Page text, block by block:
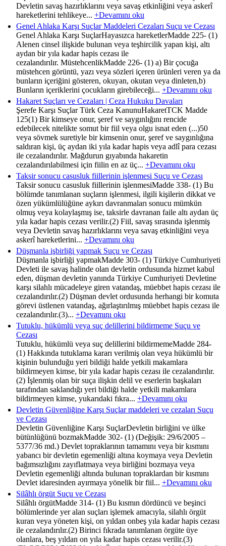
Devletin savaş hazırlıklarını veya savaş etkinliğini veya askerî
hareketlerini tehlikeye... +Devamını oku
Genel Ahlaka Karşı Suçlar Maddeleri Cezaları Suçu ve Cezası
Genel Ahlaka Karşı SuçlarHayasızca hareketlerMadde 225- (1)
Alenen cinsel ilişkide bulunan veya teşhircilik yapan kişi, altı
aydan bir yıla kadar hapis cezası ile
cezalandırılır. MüstehcenlikMadde 226- (1) a) Bir çocuğa
müstehcen görüntü, yazı veya sözleri içeren ürünleri veren ya da
bunların içeriğini gösteren, okuyan, okutan veya dinleten,b)
Bunların içeriklerini çocukların girebileceği... +Devamını oku
Hakaret Suçları ve Cezaları | Ceza Hukuku Davaları
Şerefe Karşı Suçlar Türk Ceza KanunuHakaretTCK Madde
125(1) Bir kimseye onur, şeref ve saygınlığını rencide
edebilecek nitelikte somut bir fiil veya olgu isnat eden (...)50
veya sövmek suretiyle bir kimsenin onur, şeref ve saygınlığına
saldıran kişi, üç aydan iki yıla kadar hapis veya adlî para cezası
ile cezalandırılır. Mağdurun gıyabında hakaretin
cezalandırılabilmesi için fiilin en az üç... +Devamını oku
Taksir sonucu casusluk fiillerinin işlenmesi Suçu ve Cezası
Taksir sonucu casusluk fiillerinin işlenmesiMadde 338- (1) Bu
bölümde tanımlanan suçların işlenmesi, ilgili kişilerin dikkat ve
özen yükümlülüğüne aykırı davranmaları sonucu mümkün
olmuş veya kolaylaşmış ise, taksirle davranan faile altı aydan üç
yıla kadar hapis cezası verilir.(2) Fiil, savaş sırasında işlenmiş
veya Devletin savaş hazırlıklarını veya savaş etkinliğini veya
askerî hareketlerini... +Devamını oku
Düşmanla işbirliği yapmak Suçu ve Cezası
Düşmanla işbirliği yapmakMadde 303- (1) Türkiye Cumhuriyeti
Devleti ile savaş halinde olan devletin ordusunda hizmet kabul
eden, düşman devletin yanında Türkiye Cumhuriyeti Devletine
karşı silahlı mücadeleye giren vatandaş, müebbet hapis cezası ile
cezalandırılır.(2) Düşman devlet ordusunda herhangi bir komuta
görevi üstlenen vatandaş, ağırlaştırılmış müebbet hapis cezası ile
cezalandırılır.(3)... +Devamını oku
Tutuklu, hükümlü veya suç delillerini bildirmeme Suçu ve
Cezası
Tutuklu, hükümlü veya suç delillerini bildirmemeMadde 284-
(1) Hakkında tutuklama kararı verilmiş olan veya hükümlü bir
kişinin bulunduğu yeri bildiği halde yetkili makamlara
bildirmeyen kimse, bir yıla kadar hapis cezası ile cezalandırılır.
(2) İşlenmiş olan bir suça ilişkin delil ve eserlerin başkaları
tarafından saklandığı yeri bildiği halde yetkili makamlara
bildirmeyen kimse, yukarıdaki fıkra... +Devamını oku
Devletin Güvenliğine Karşı Suçlar maddeleri ve cezaları Suçu
ve Cezası
Devletin Güvenliğine Karşı SuçlarDevletin birliğini ve ülke
bütünlüğünü bozmakMadde 302- (1) (Değişik: 29/6/2005 –
5377/36 md.) Devlet topraklarının tamamını veya bir kısmını
yabancı bir devletin egemenliği altına koymaya veya Devletin
bağımsızlığını zayıflatmaya veya birliğini bozmaya veya
Devletin egemenliği altında bulunan topraklardan bir kısmını
Devlet idaresinden ayırmaya yönelik bir fiil... +Devamını oku
Silâhlı örgüt Suçu ve Cezası
Silâhlı örgütMadde 314- (1) Bu kısmın dördüncü ve beşinci
bölümlerinde yer alan suçları işlemek amacıyla, silahlı örgüt
kuran veya yöneten kişi, on yıldan onbeş yıla kadar hapis cezası
ile cezalandırılır.(2) Birinci fıkrada tanımlanan örgüte üye
olanlara, beş yıldan on yıla kadar hapis cezası verilir.(3)